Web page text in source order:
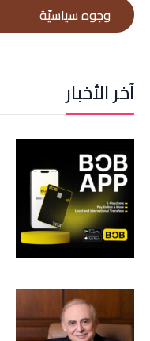
وجوه سياسيّة
آخر الأخبار